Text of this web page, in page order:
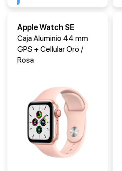
Apple Watch SE
Caja Aluminio 44 mm
GPS + Cellular Oro /
Rosa